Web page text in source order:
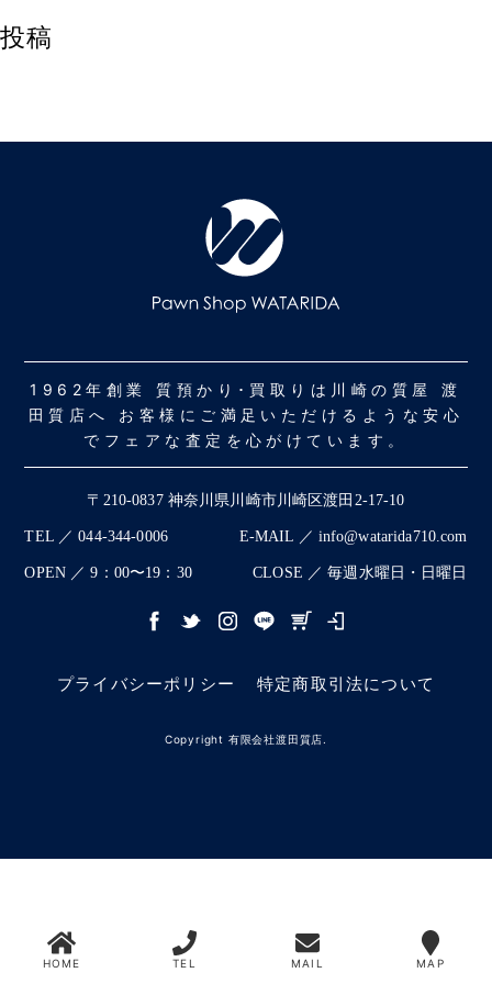
投稿
1962年創業 質預かり･買取りは川崎の質屋 渡
田質店へ お客様にご満足いただけるような安心
でフェアな査定を心がけています。
〒210-0837 神奈川県川崎市川崎区渡田2-17-10
TEL ／ 044-344-0006 E-MAIL ／ info@watarida710.com
OPEN ／ 9：00〜19：30 CLOSE ／ 毎週水曜日・日曜日
プライバシーポリシー 特定商取引法について
Copyright 有限会社渡田質店.
HOME TEL MAIL MAP